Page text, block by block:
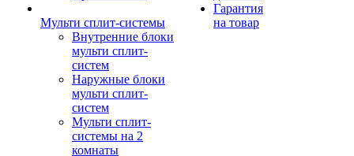
Мульти сплит-системы
Внутренние блоки
мульти сплит-
систем
Наружные блоки
мульти сплит-
систем
Мульти сплит-
системы на 2
комнаты
Гарантия
на товар